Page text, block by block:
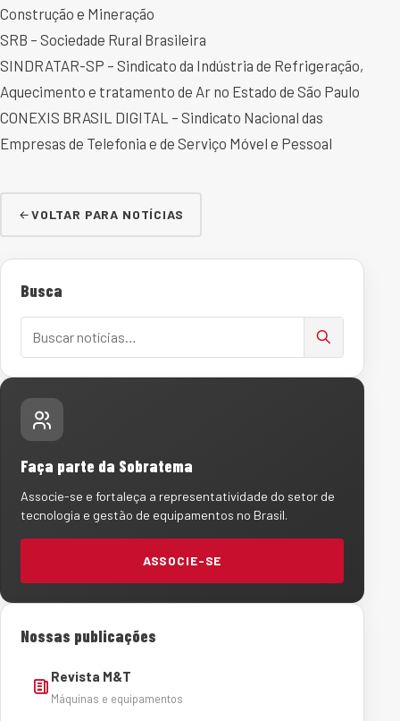
Construção e Mineração
SRB – Sociedade Rural Brasileira
SINDRATAR-SP – Sindicato da Indústria de Refrigeração,
Aquecimento e tratamento de Ar no Estado de São Paulo
CONEXIS BRASIL DIGITAL – Sindicato Nacional das
Empresas de Telefonia e de Serviço Móvel e Pessoal
VOLTAR PARA NOTÍCIAS
Busca
Faça parte da Sobratema
Associe-se e fortaleça a representatividade do setor de
tecnologia e gestão de equipamentos no Brasil.
ASSOCIE-SE
Nossas publicações
Revista M&T
Máquinas e equipamentos